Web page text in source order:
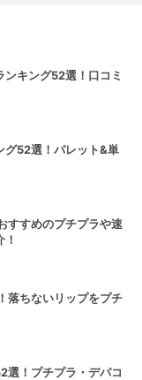
キング52選！口コミ
グ52選！パレット&単
すすめのプチプラや速
落ちないリップをプチ
選！プチプラ・デパコ